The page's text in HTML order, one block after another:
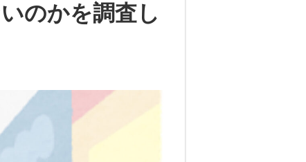
のかを調査し